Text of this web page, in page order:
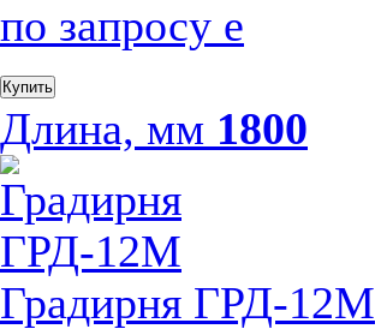
по запросу е
Купить
Длина, мм 1800
Градирня ГРД-12М